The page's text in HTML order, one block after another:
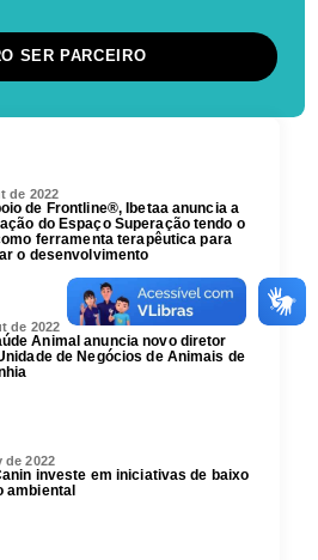
SER PARCEIRO
de 2022
de Frontline®, Ibetaa anuncia a
do Espaço Superação tendo o
ferramenta terapêutica para
o desenvolvimento
de 2022
Animal anuncia novo diretor
de Negócios de Animais de
de 2022
investe em iniciativas de baixo
ambiental